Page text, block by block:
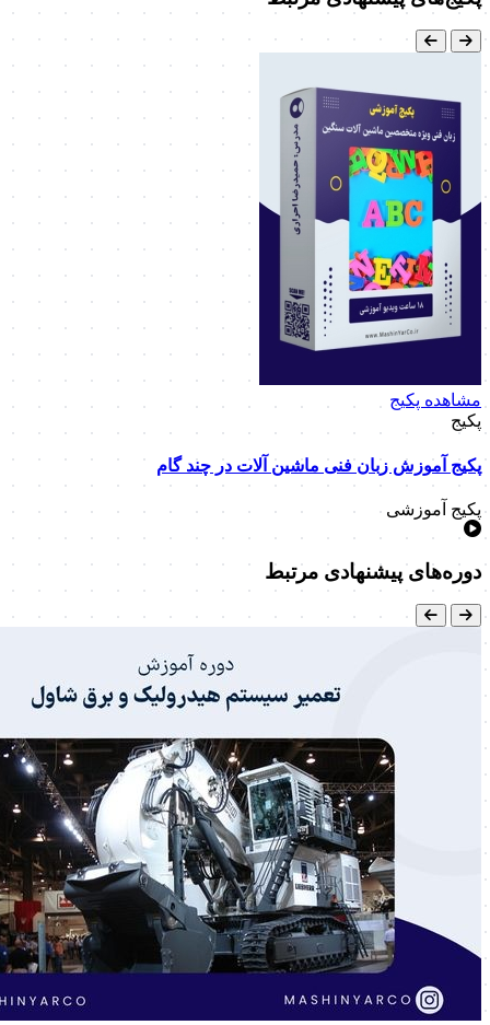
مشاهده پکیج
پکیج
پکیج آموزش زبان فنی ماشین آلات در چند گام
پکیج آموزشی
دوره‌های پیشنهادی مرتبط